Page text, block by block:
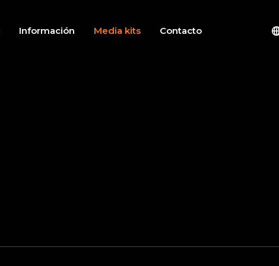
Información Media kits Contacto